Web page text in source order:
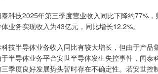
技2025年第三季度营业收入同比下降约77%，
业务实现收入为43亿元，同比增长12.2%。
半导体业务收入同比有较大增长，但由于产品
半导体业务平台安世半导体发生失控事件，闻
季度良好发展势头暂时存在不确定性。若安世